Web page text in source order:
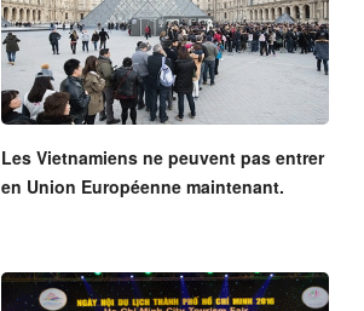
Les Vietnamiens ne peuvent pas entrer
en Union Européenne maintenant.